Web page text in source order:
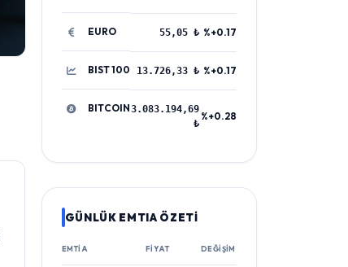
EURO 55,05 ₺ %+0.17
BIST 100 13.726,33 ₺ %+0.17
BITCOIN3.083.194,69
₺
%+0.28
GÜNLÜK EMTIA ÖZETİ
EMTIA FIYAT DEĞIŞIM